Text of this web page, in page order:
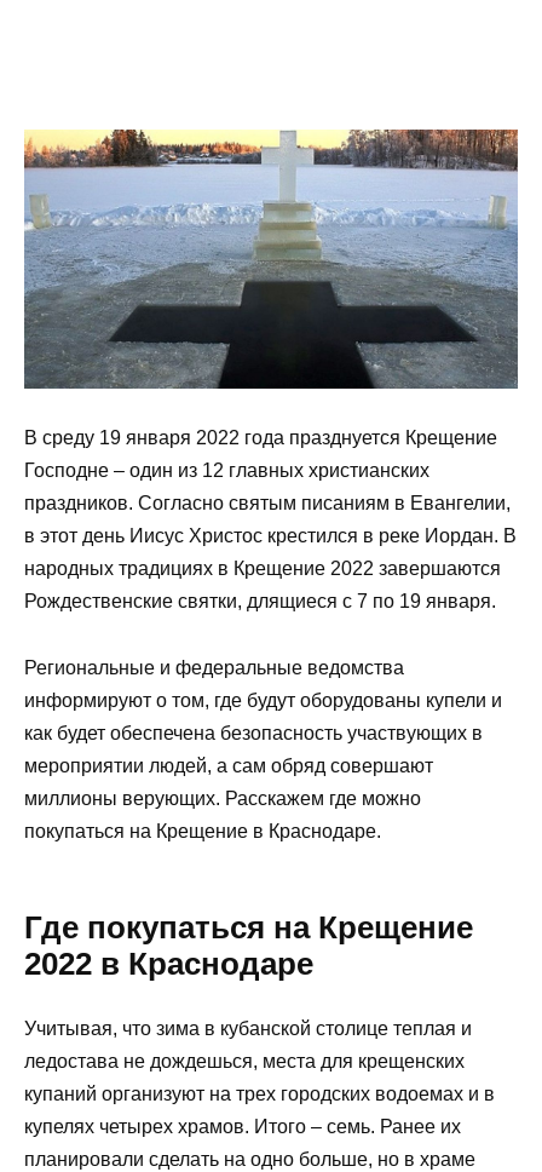
В среду 19 января 2022 года празднуется Крещение
Господне – один из 12 главных христианских
праздников. Согласно святым писаниям в Евангелии,
в этот день Иисус Христос крестился в реке Иордан. В
народных традициях в Крещение 2022 завершаются
Рождественские святки, длящиеся с 7 по 19 января.
Региональные и федеральные ведомства
информируют о том, где будут оборудованы купели и
как будет обеспечена безопасность участвующих в
мероприятии людей, а сам обряд совершают
миллионы верующих. Расскажем где можно
покупаться на Крещение в Краснодаре.
Где покупаться на Крещение
2022 в Краснодаре
Учитывая, что зима в кубанской столице теплая и
ледостава не дождешься, места для крещенских
купаний организуют на трех городских водоемах и в
купелях четырех храмов. Итого – семь. Ранее их
планировали сделать на одно больше, но в храме